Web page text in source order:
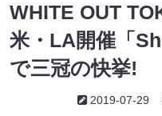
WHITE OUT
米・LA開催「
で三冠の快挙!
2019-07-29